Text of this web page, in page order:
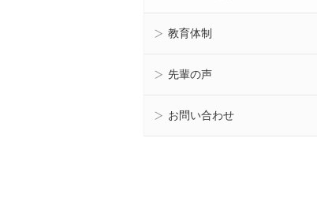
教育体制
先輩の声
お問い合わせ